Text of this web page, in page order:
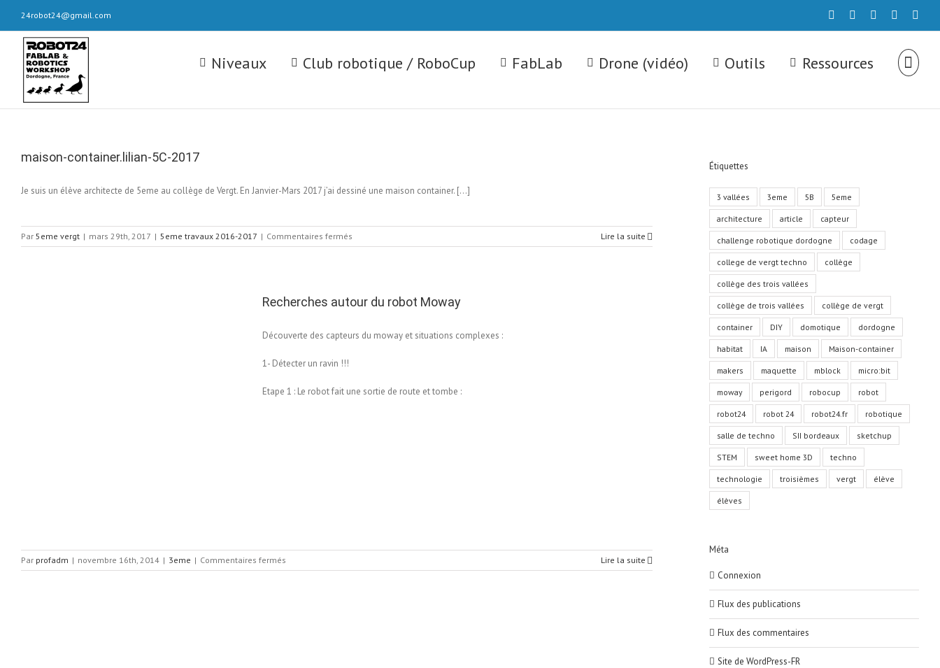
content
24robot24@gmail.com twitter youtubeflickr Email
Niveaux Club robotique / RoboCup FabLab Drone (vidéo) Outils Ressources
maison-container.lilian-5C-2017
Je suis un élève architecte de 5eme au collège de Vergt. En Janvier-Mars 2017 j’ai dessiné une maison container. […]
Par 5eme vergt | mars 29th, 2017 | 5eme travaux 2016-2017 | Commentaires fermés
maison-
Lire la suite
Recherches autour du robot Moway
Découverte des capteurs du moway et situations complexes :
1- Détecter un ravin !!!
Etape 1 : Le robot fait une sortie de route et tombe :
Par profadm | novembre 16th, 2014 | 3eme | Commentaires fermés
Recherches
Lire la suite
Étiquettes
3 vallées 3eme 5B 5eme
architecture article capteur
challenge robotique dordogne codage
college de vergt techno collège
collège des trois vallées
collège de trois vallées collège de vergt
container DIY domotique dordogne
habitat IA maison Maison-container
makers maquette mblock micro:bit
moway perigord robocup robot
robot24 robot 24 robot24.fr robotique
salle de techno SII bordeaux sketchup
STEM sweet home 3D techno
technologie troisièmes vergt élève
élèves
Méta
Connexion
Flux des publications
Flux des commentaires
Site de WordPress-FR